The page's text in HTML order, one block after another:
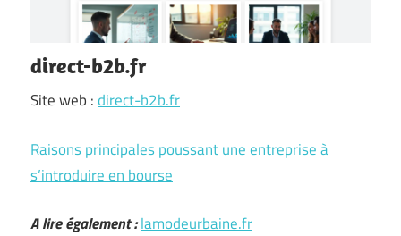
direct-b2b.fr
Site web :direct-b2b.fr
Raisons principales poussant une entreprise à
s’introduire en bourse
A lire également :lamodeurbaine.fr